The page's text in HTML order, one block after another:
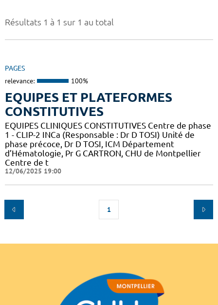
Résultats 1 à 1 sur 1 au total
PAGES
relevance: 100%
EQUIPES ET PLATEFORMES
CONSTITUTIVES
EQUIPES CLINIQUES CONSTITUTIVES Centre de phase
1 - CLIP-2 INCa (Responsable : Dr D TOSI) Unité de
phase précoce, Dr D TOSI, ICM Département
d’Hématologie, Pr G CARTRON, CHU de Montpellier
Centre de t
12/06/2025 19:00
1